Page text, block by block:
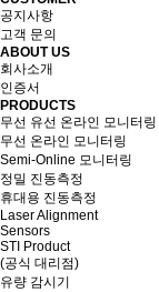
공지사항
고객 문의
ABOUT US
회사소개
인증서
PRODUCTS
무선 유선 온라인 모니터링
무선 온라인 모니터링
Semi-Online 모니터링
정밀 진동측정
휴대용 진동측정
Laser Alignment
Sensors
STI Product
(공식 대리점)
유량 감시기